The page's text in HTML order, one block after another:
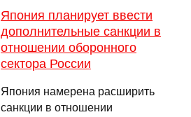
Япония планирует ввести
дополнительные санкции в
отношении оборонного
сектора России
Япония намерена расширить
санкции в отношении